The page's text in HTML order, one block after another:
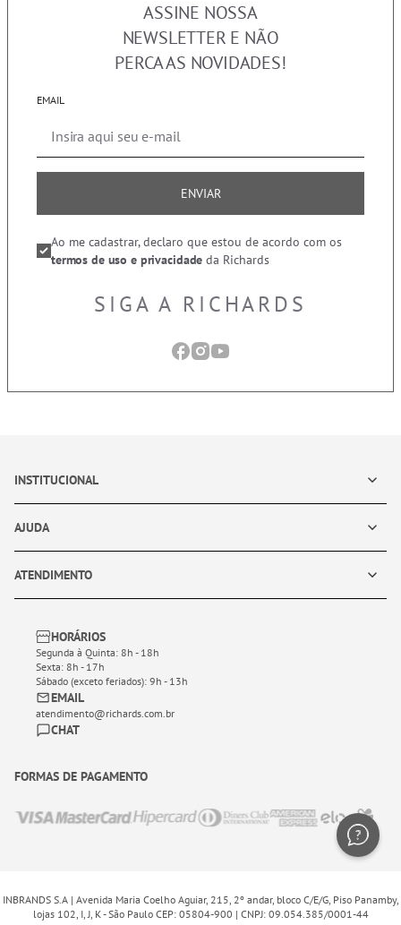
ASSINE NOSSA
NEWSLETTER E NÃO
PERCA AS NOVIDADES!
EMAIL
ENVIAR
Ao me cadastrar, declaro que estou de acordo com os
termos de uso e privacidade da Richards
SIGA A RICHARDS
INSTITUCIONAL
AJUDA
ATENDIMENTO
HORÁRIOS
Segunda à Quinta: 8h - 18h
Sexta: 8h - 17h
Sábado (exceto feriados): 9h - 13h
EMAIL
atendimento@richards.com.br
CHAT
FORMAS DE PAGAMENTO
INBRANDS S.A | Avenida Maria Coelho Aguiar, 215, 2º andar, bloco C/E/G, Piso Panamby,
lojas 102, I, J, K - São Paulo CEP: 05804-900 | CNPJ: 09.054.385/0001-44